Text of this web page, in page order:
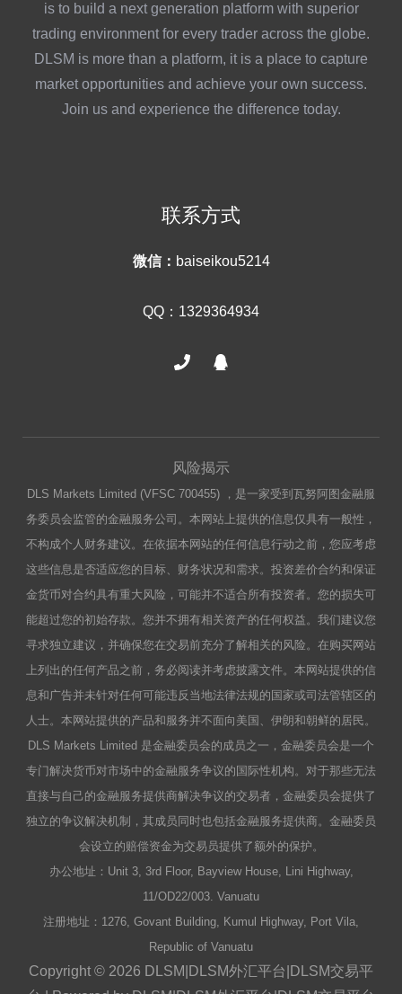
is to build a next generation platform with superior
trading environment for every trader across the globe.
DLSM is more than a platform, it is a place to capture
market opportunities and achieve your own success.
Join us and experience the difference today.
联系方式
微信： baiseikou5214
QQ：1329364934
风险揭示
DLS Markets Limited (VFSC 700455) ，是一家受到瓦努阿图金融服
务委员会监管的金融服务公司。本网站上提供的信息仅具有一般性，
不构成个人财务建议。在依据本网站的任何信息行动之前，您应考虑
这些信息是否适应您的目标、财务状况和需求。投资差价合约和保证
金货币对合约具有重大风险，可能并不适合所有投资者。您的损失可
能超过您的初始存款。您并不拥有相关资产的任何权益。我们建议您
寻求独立建议，并确保您在交易前充分了解相关的风险。在购买网站
上列出的任何产品之前，务必阅读并考虑披露文件。本网站提供的信
息和广告并未针对任何可能违反当地法律法规的国家或司法管辖区的
人士。本网站提供的产品和服务并不面向美国、伊朗和朝鲜的居民。
DLS Markets Limited 是金融委员会的成员之一，金融委员会是一个
专门解决货币对市场中的金融服务争议的国际性机构。对于那些无法
直接与自己的金融服务提供商解决争议的交易者，金融委员会提供了
独立的争议解决机制，其成员同时也包括金融服务提供商。金融委员
会设立的赔偿资金为交易员提供了额外的保护。
办公地址：Unit 3, 3rd Floor, Bayview House, Lini Highway,
11/OD22/003. Vanuatu
注册地址：1276, Govant Building, Kumul Highway, Port Vila,
Republic of Vanuatu
Copyright © 2026 DLSM|DLSM外汇平台|DLSM交易平